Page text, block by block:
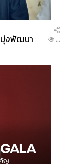
มุ่งพัฒนา
...